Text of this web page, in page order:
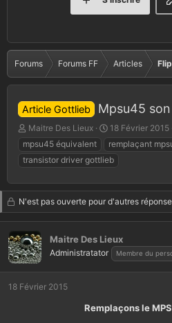
Forums Forums FF Articles
Article Gottlieb Mpsu45
A
u
t
e
r
d
e
a
d
i
c
Maitre Des Lieux
D
a
t
e
e
d
é
u
t
18 Février 2015
mpsu45 équivalent
remplaçant
transistor driver gottlieb
N'est pas ouverte pour d'autres
Maitre Des Lieux
Administratator Membre du
18 Février 2015
Remplaçons le